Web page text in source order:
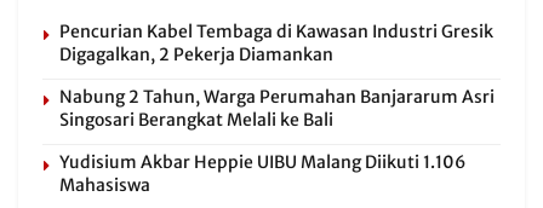
Pencurian Kabel Tembaga di Kawasan Industri Gresik
Digagalkan, 2 Pekerja Diamankan
Nabung 2 Tahun, Warga Perumahan Banjararum Asri
Singosari Berangkat Melali ke Bali
Yudisium Akbar Heppie UIBU Malang Diikuti 1.106
Mahasiswa